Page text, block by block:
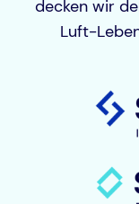
decken wir
Luft-